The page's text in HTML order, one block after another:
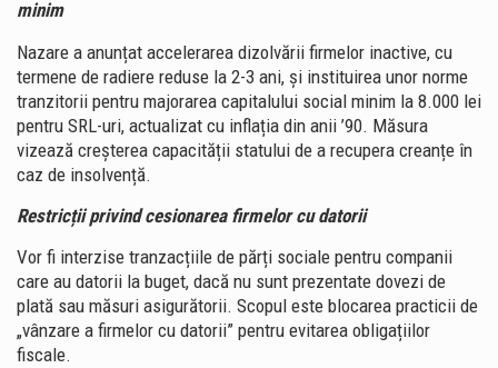
minim
Nazare a anunțat accelerarea dizolvării firmelor inactive, cu
termene de radiere reduse la 2-3 ani, și instituirea unor norme
tranzitorii pentru majorarea capitalului social minim la 8.000 lei
pentru SRL-uri, actualizat cu inflația din anii ’90. Măsura
vizează creșterea capacității statului de a recupera creanțe în
caz de insolvență.
Restricții privind cesionarea firmelor cu datorii
Vor fi interzise tranzacțiile de părți sociale pentru companii
care au datorii la buget, dacă nu sunt prezentate dovezi de
plată sau măsuri asigurătorii. Scopul este blocarea practicii de
„vânzare a firmelor cu datorii” pentru evitarea obligațiilor
fiscale.